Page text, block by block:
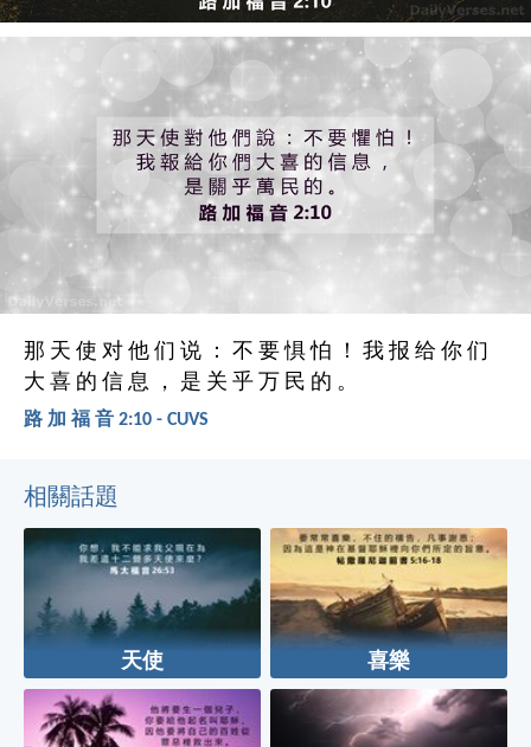
那 天 使 对 他 们 说 ： 不 要 惧 怕 ！ 我 报 给 你 们
大 喜 的 信 息 ， 是 关 乎 万 民 的 。
路 加 福 音 2:10 - CUVS
相關話題
天使 喜樂